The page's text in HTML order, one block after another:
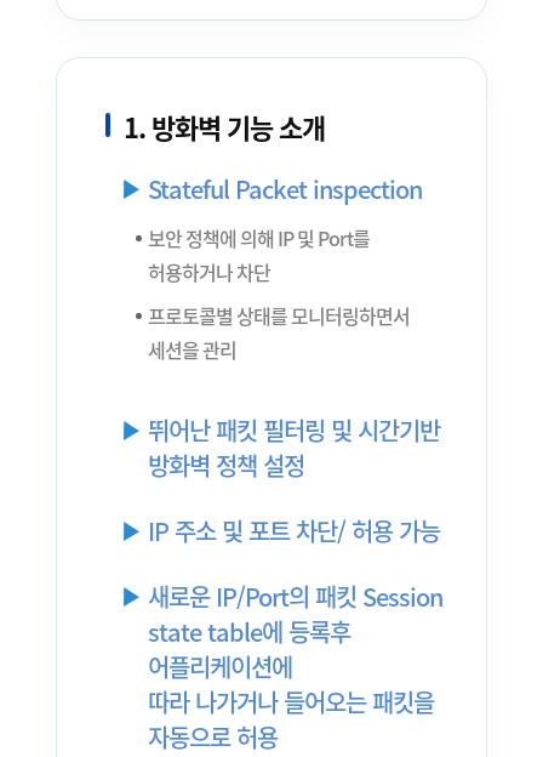
1. 방화벽 기능 소개
Stateful Packet inspection
보안 정책에 의해 IP 및 Port를
허용하거나 차단
프로토콜별 상태를 모니터링하면서
세션을 관리
뛰어난 패킷 필터링 및 시간기반
방화벽 정책 설정
IP 주소 및 포트 차단/ 허용 가능
새로운 IP/Port의 패킷 Session
state table에 등록후
어플리케이션에
따라 나가거나 들어오는 패킷을
자동으로 허용